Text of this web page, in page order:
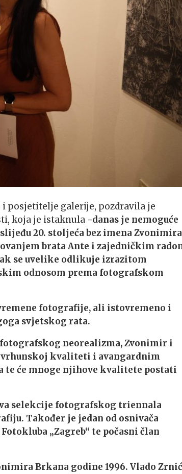
posjetitelje galerije, pozdravila je
koja je istaknula -danas je nemoguće
20. stoljeća bez imena Zvonimira
brata Ante i zajedničkim
se uvelike odlikuje izrazitom
odnosom prema fotografskom
fotografije, ali istovremeno i
svjetskog rata.
neorealizma, Zvonimir i
kvaliteti i avangardnim
te će mnoge njihove kvalitete postati
selekcije fotografskog triennala
Također je jedan od osnivača
„Zagreb“ te počasni član
Brkana godine 1996. Vlado Zrnić